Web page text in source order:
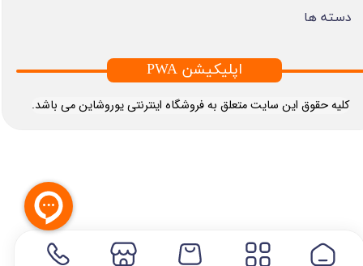
​کلیه حقوق این سایت متعلق به فروشگاه اینترنتی یوروشاین می باشد.
دسته ها
PWA اپلیکیشن